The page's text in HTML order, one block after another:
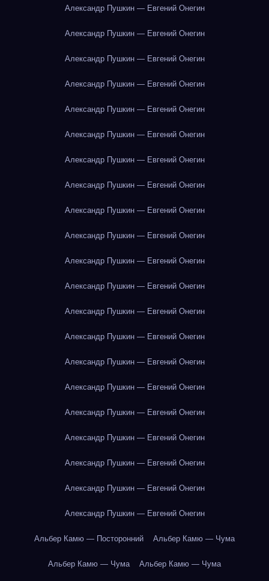
Александр Пушкин — Евгений Онегин
Александр Пушкин — Евгений Онегин
Александр Пушкин — Евгений Онегин
Александр Пушкин — Евгений Онегин
Александр Пушкин — Евгений Онегин
Александр Пушкин — Евгений Онегин
Александр Пушкин — Евгений Онегин
Александр Пушкин — Евгений Онегин
Александр Пушкин — Евгений Онегин
Александр Пушкин — Евгений Онегин
Александр Пушкин — Евгений Онегин
Александр Пушкин — Евгений Онегин
Александр Пушкин — Евгений Онегин
Александр Пушкин — Евгений Онегин
Александр Пушкин — Евгений Онегин
Александр Пушкин — Евгений Онегин
Александр Пушкин — Евгений Онегин
Александр Пушкин — Евгений Онегин
Александр Пушкин — Евгений Онегин
Александр Пушкин — Евгений Онегин
Александр Пушкин — Евгений Онегин
Альбер Камю — Посторонний Альбер Камю — Чума
Альбер Камю — Чума Альбер Камю — Чума